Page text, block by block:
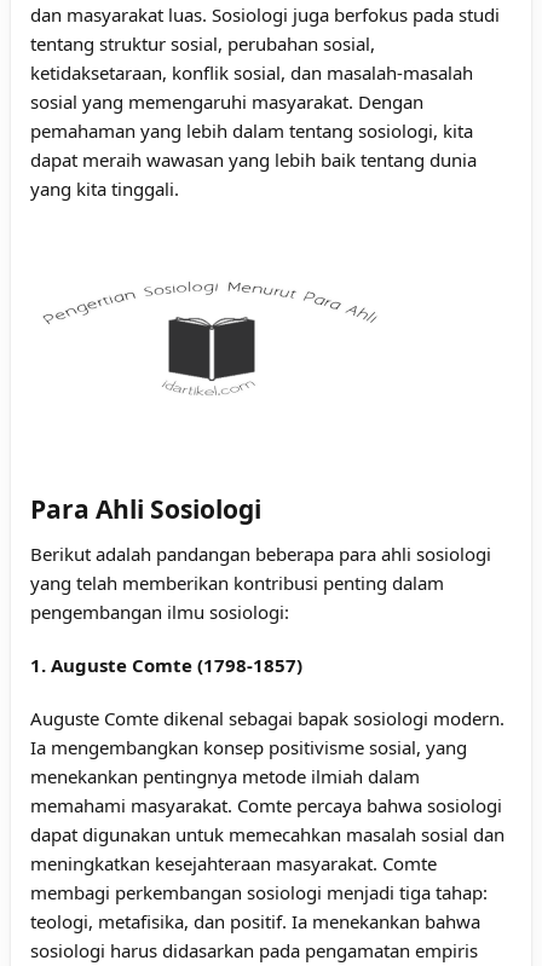
dan masyarakat luas. Sosiologi juga berfokus pada studi
tentang struktur sosial, perubahan sosial,
ketidaksetaraan, konflik sosial, dan masalah-masalah
sosial yang memengaruhi masyarakat. Dengan
pemahaman yang lebih dalam tentang sosiologi, kita
dapat meraih wawasan yang lebih baik tentang dunia
yang kita tinggali.
Para Ahli Sosiologi
Berikut adalah pandangan beberapa para ahli sosiologi
yang telah memberikan kontribusi penting dalam
pengembangan ilmu sosiologi:
1. Auguste Comte (1798-1857)
Auguste Comte dikenal sebagai bapak sosiologi modern.
Ia mengembangkan konsep positivisme sosial, yang
menekankan pentingnya metode ilmiah dalam
memahami masyarakat. Comte percaya bahwa sosiologi
dapat digunakan untuk memecahkan masalah sosial dan
meningkatkan kesejahteraan masyarakat. Comte
membagi perkembangan sosiologi menjadi tiga tahap:
teologi, metafisika, dan positif. Ia menekankan bahwa
sosiologi harus didasarkan pada pengamatan empiris